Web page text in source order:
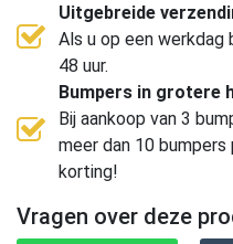
Uitgebreide
Als u op een
48 uur.
Bumpers in grotere
Bij aankoop van 3
meer dan 10
korting!
Vragen over deze